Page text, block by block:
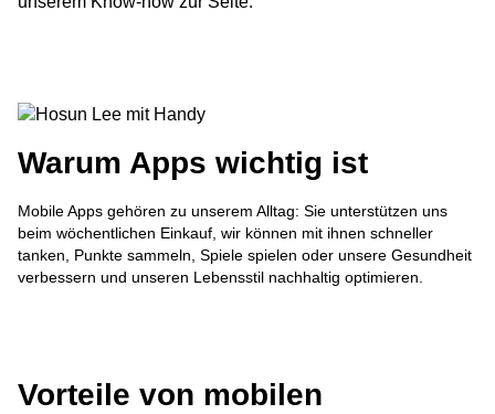
Warum Apps wichtig ist
Mobile Apps gehören zu unserem Alltag: Sie unterstützen uns
beim wöchentlichen Einkauf, wir können mit ihnen schneller
tanken, Punkte sammeln, Spiele spielen oder unsere Gesundheit
verbessern und unseren Lebensstil nachhaltig optimieren.
Vorteile von mobilen